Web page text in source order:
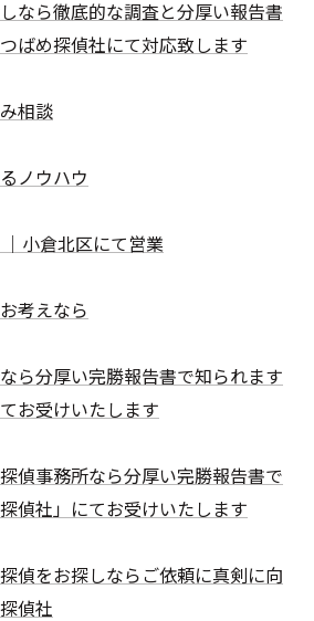
なら徹底的な調査と分厚い報告書
ばめ探偵社にて対応致します
相談
ノウハウ
小倉北区にて営業
考えなら
ら分厚い完勝報告書で知られます
お受けいたします
偵事務所なら分厚い完勝報告書で
偵社」にてお受けいたします
偵をお探しならご依頼に真剣に向
偵社